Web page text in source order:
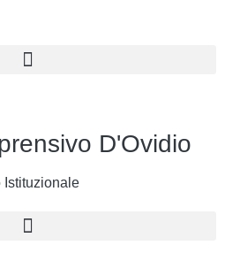
D'Ovidio
Istituzionale